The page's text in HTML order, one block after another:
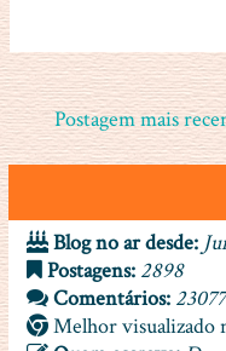
Postagem mais
Blog no ar desde:
Postagens: 2898
Comentários: 23077
Melhor visualizado